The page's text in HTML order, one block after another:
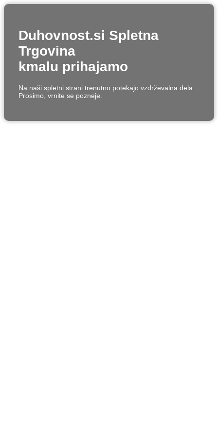
Duhovnost.si Spletna
Trgovina
kmalu prihajamo
Na naši spletni strani trenutno potekajo vzdrževalna dela.
Prosimo, vrnite se pozneje.